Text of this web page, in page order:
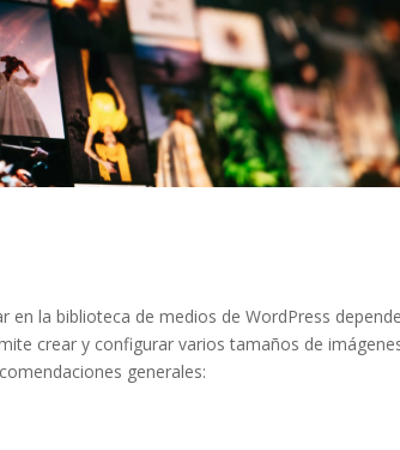
en la biblioteca de medios de WordPress
crear y configurar varios tamaños de
generales: